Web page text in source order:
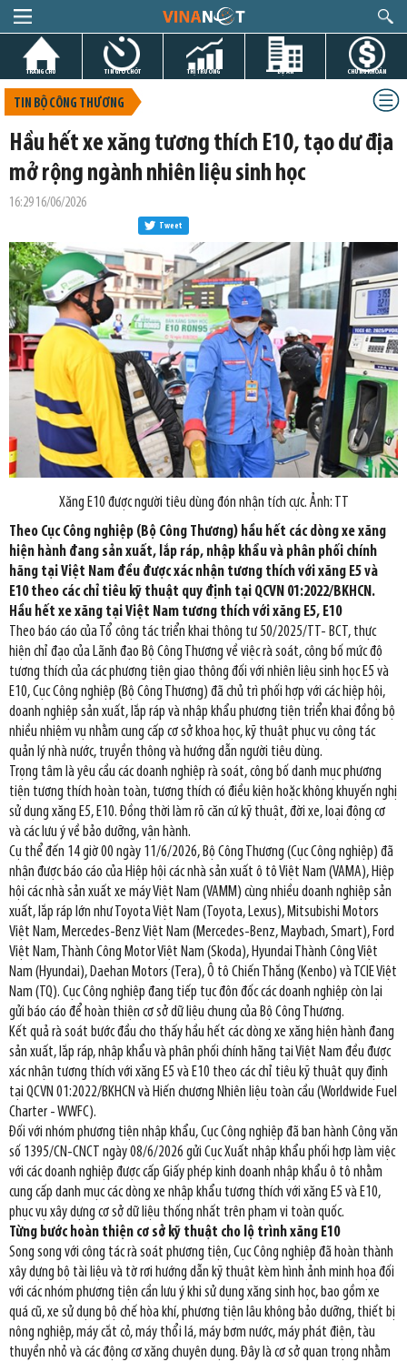
TRANG CHỦ TIN GIỜ CHÓT THỊ TRƯỜNG DỰ ÁN CHỨNG KHOÁN
TIN BỘ CÔNG THƯƠNG
Hầu hết xe xăng tương thích E10, tạo dư địa
mở rộng ngành nhiên liệu sinh học
16:29 16/06/2026
Tweet
Xăng E10 được người tiêu dùng đón nhận tích cực. Ảnh: TT
Theo Cục Công nghiệp (Bộ Công Thương) hầu hết các dòng xe xăng
hiện hành đang sản xuất, lắp ráp, nhập khẩu và phân phối chính
hãng tại Việt Nam đều được xác nhận tương thích với xăng E5 và
E10 theo các chỉ tiêu kỹ thuật quy định tại QCVN 01:2022/BKHCN.
Hầu hết xe xăng tại Việt Nam tương thích với xăng E5, E10
Theo báo cáo của Tổ công tác triển khai thông tư 50/2025/TT- BCT, thực
hiện chỉ đạo của Lãnh đạo Bộ Công Thương về việc rà soát, công bố mức độ
tương thích của các phương tiện giao thông đối với nhiên liệu sinh học E5 và
E10, Cục Công nghiệp (Bộ Công Thương) đã chủ trì phối hợp với các hiệp hội,
doanh nghiệp sản xuất, lắp ráp và nhập khẩu phương tiện triển khai đồng bộ
nhiều nhiệm vụ nhằm cung cấp cơ sở khoa học, kỹ thuật phục vụ công tác
quản lý nhà nước, truyền thông và hướng dẫn người tiêu dùng.
Trọng tâm là yêu cầu các doanh nghiệp rà soát, công bố danh mục phương
tiện tương thích hoàn toàn, tương thích có điều kiện hoặc không khuyến nghị
sử dụng xăng E5, E10. Đồng thời làm rõ căn cứ kỹ thuật, đời xe, loại động cơ
và các lưu ý về bảo dưỡng, vận hành.
Cụ thể đến 14 giờ 00 ngày 11/6/2026, Bộ Công Thương (Cục Công nghiệp) đã
nhận được báo cáo của Hiệp hội các nhà sản xuất ô tô Việt Nam (VAMA), Hiệp
hội các nhà sản xuất xe máy Việt Nam (VAMM) cùng nhiều doanh nghiệp sản
xuất, lắp ráp lớn như Toyota Việt Nam (Toyota, Lexus), Mitsubishi Motors
Việt Nam, Mercedes-Benz Việt Nam (Mercedes-Benz, Maybach, Smart), Ford
Việt Nam, Thành Công Motor Việt Nam (Skoda), Hyundai Thành Công Việt
Nam (Hyundai), Daehan Motors (Tera), Ô tô Chiến Thắng (Kenbo) và TCIE Việt
Nam (TQ). Cục Công nghiệp đang tiếp tục đôn đốc các doanh nghiệp còn lại
gửi báo cáo để hoàn thiện cơ sở dữ liệu chung của Bộ Công Thương.
Kết quả rà soát bước đầu cho thấy hầu hết các dòng xe xăng hiện hành đang
sản xuất, lắp ráp, nhập khẩu và phân phối chính hãng tại Việt Nam đều được
xác nhận tương thích với xăng E5 và E10 theo các chỉ tiêu kỹ thuật quy định
tại QCVN 01:2022/BKHCN và Hiến chương Nhiên liệu toàn cầu (Worldwide Fuel
Charter - WWFC).
Đối với nhóm phương tiện nhập khẩu, Cục Công nghiệp đã ban hành Công văn
số 1395/CN-CNCT ngày 08/6/2026 gửi Cục Xuất nhập khẩu phối hợp làm việc
với các doanh nghiệp được cấp Giấy phép kinh doanh nhập khẩu ô tô nhằm
cung cấp danh mục các dòng xe nhập khẩu tương thích với xăng E5 và E10,
phục vụ xây dựng cơ sở dữ liệu thống nhất trên phạm vi toàn quốc.
Từng bước hoàn thiện cơ sở kỹ thuật cho lộ trình xăng E10
Song song với công tác rà soát phương tiện, Cục Công nghiệp đã hoàn thành
xây dựng bộ tài liệu và tờ rơi hướng dẫn kỹ thuật kèm hình ảnh minh họa đối
với các nhóm phương tiện cần lưu ý khi sử dụng xăng sinh học, bao gồm xe
quá cũ, xe sử dụng bộ chế hòa khí, phương tiện lâu không bảo dưỡng, thiết bị
nông nghiệp, máy cắt cỏ, máy thổi lá, máy bơm nước, máy phát điện, tàu
thuyền nhỏ và các động cơ xăng chuyên dụng. Đây là cơ sở quan trọng nhằm